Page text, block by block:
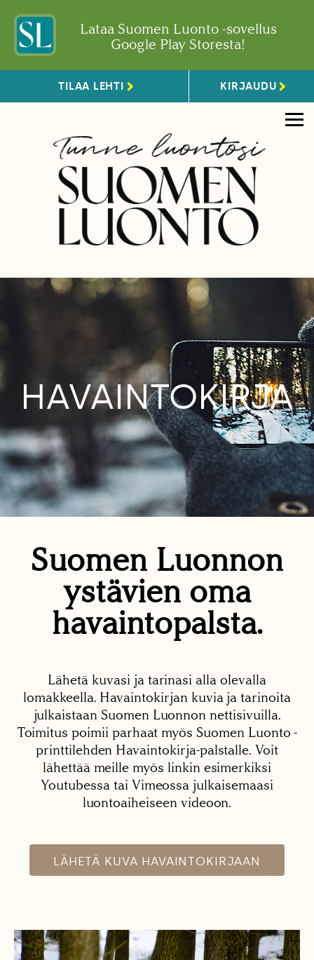
Lataa Suomen Luonto -sovellus
Google Play Storesta!
TILAA LEHTI KIRJAUDU
HAVAINTOKIRJA
Suomen Luonnon
ystävien oma
havaintopalsta.
Lähetä kuvasi ja tarinasi alla olevalla
lomakkeella. Havaintokirjan kuvia ja tarinoita
julkaistaan Suomen Luonnon nettisivuilla.
Toimitus poimii parhaat myös Suomen Luonto -
printtilehden Havaintokirja-palstalle. Voit
lähettää meille myös linkin esimerkiksi
Youtubessa tai Vimeossa julkaisemaasi
luontoaiheiseen videoon.
LÄHETÄ KUVA HAVAINTOKIRJAAN